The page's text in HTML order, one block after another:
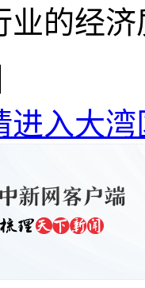
业的经
进入大湾